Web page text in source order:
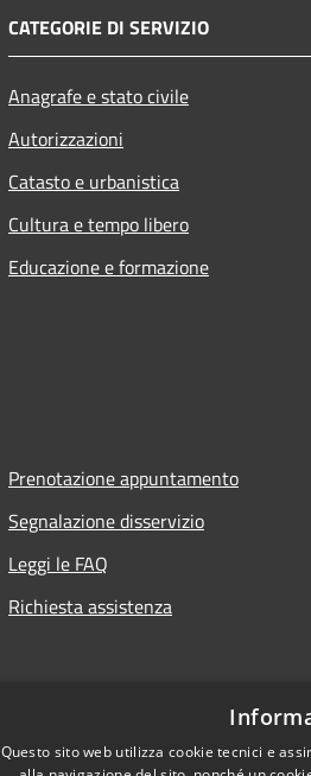
CATEGORIE DI SERVIZIO
Anagrafe e stato civile
Autorizzazioni
Catasto e urbanistica
Cultura e tempo libero
Educazione e formazione
Prenotazione appuntamento
Segnalazione disservizio
Leggi le FAQ
Richiesta assistenza
Questo sito web utilizza cookie tecnici e